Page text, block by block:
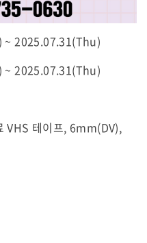
~ 2025.07.31(Thu)
~ 2025.07.31(Thu)
VHS 테이프, 6mm(DV),